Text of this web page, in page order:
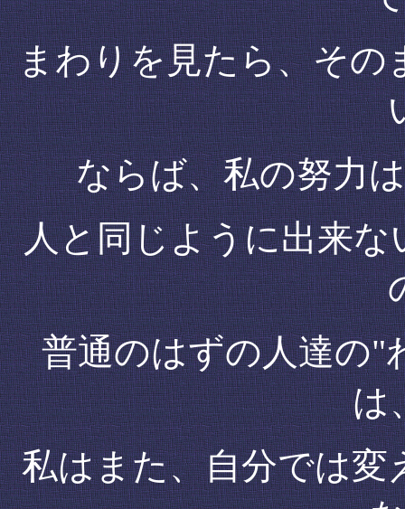
まわりを見たら、その
ならば、私の努力
人と同じように出来
普通のはずの人達の"
は
私はまた、自分では変